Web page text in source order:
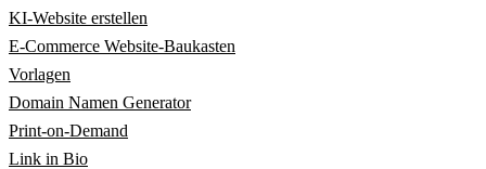
KI-Website erstellen
E-Commerce Website-Baukasten
Vorlagen
Domain Namen Generator
Print-on-Demand
Link in Bio